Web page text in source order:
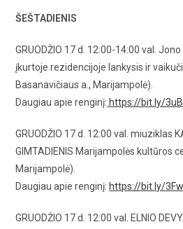
ŠEŠTADIENIS
GRUODŽIO 17 d. 12:00-14:00 val.
įkurtoje rezidencijoje lankysis ir
Basanavičiaus a., Marijampolė).
Daugiau apie renginį: https://bit.ly/
GRUODŽIO 17 d. 12:00 val. miuziklas
GIMTADIENIS Marijampolės kultūros
Marijampolė).
Daugiau apie renginį: https://bit.ly/
GRUODŽIO 17 d. 12:00 val. ELNIO